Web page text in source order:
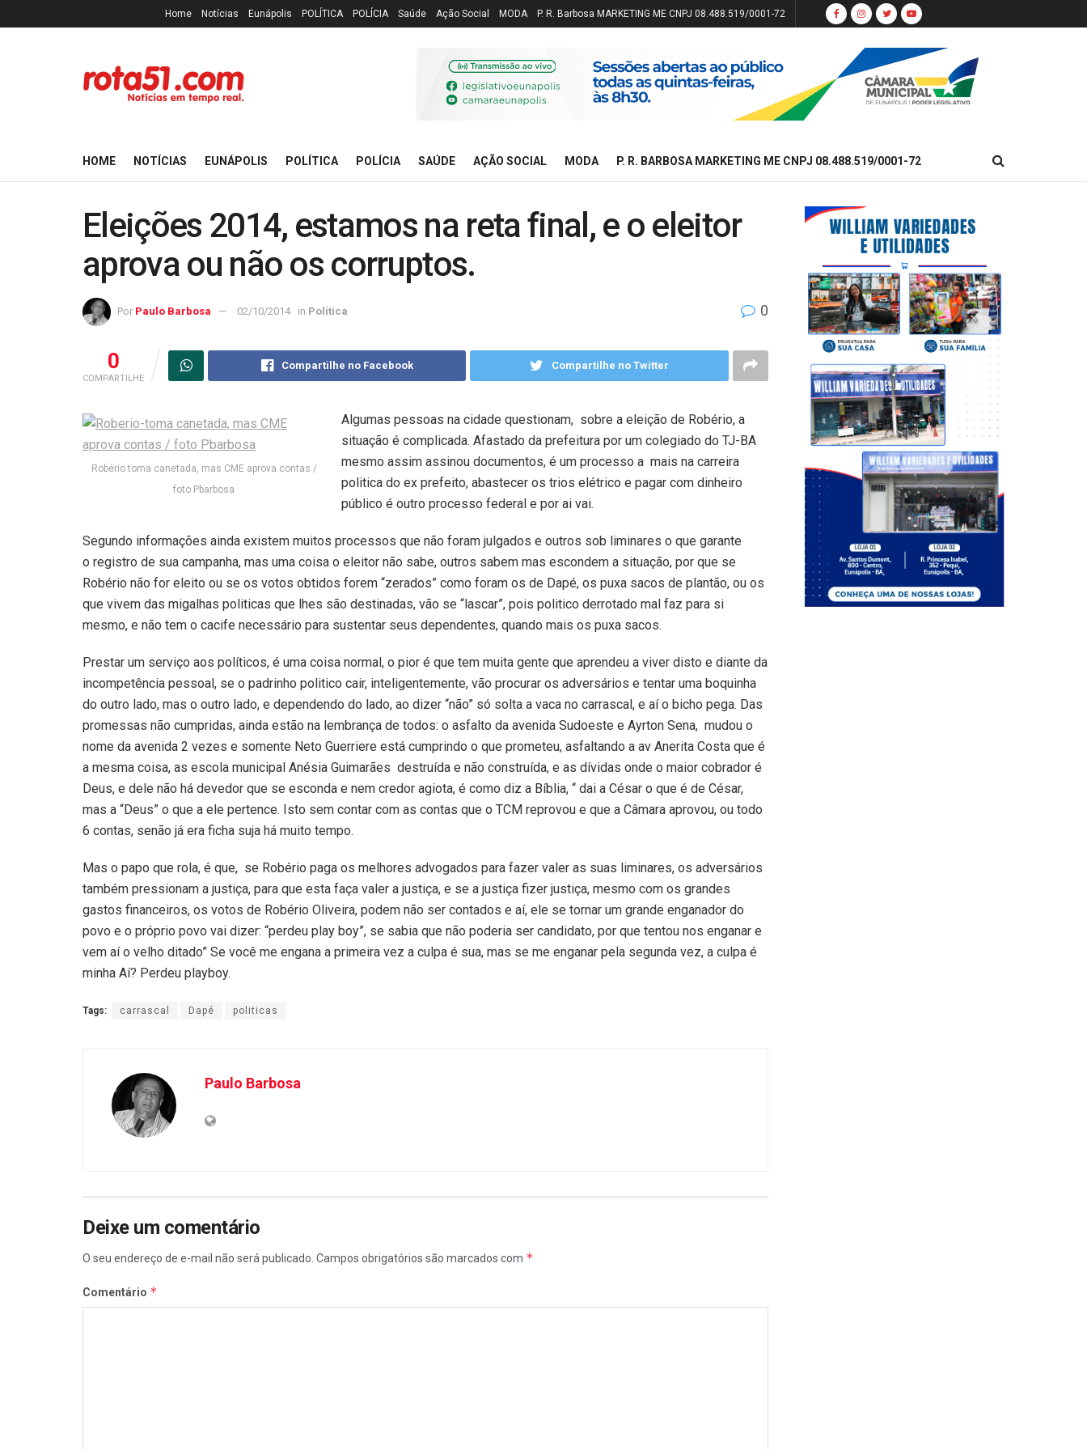
Home Notícias Eunápolis POLÍTICA POLÍCIA Saúde Ação Social MODA P. R. Barbosa MARKETING ME CNPJ 08.488.519/0001-72
HOME NOTÍCIAS EUNÁPOLIS POLÍTICA POLÍCIA SAÚDE AÇÃO SOCIAL MODA P. R. BARBOSA MARKETING ME CNPJ 08.488.519/0001-72
Eleições 2014, estamos na reta final, e o eleitor
aprova ou não os corruptos.
Por Paulo Barbosa 02/10/2014 in Política 0
0
COMPARTILHE
Compartilhe no Facebook Compartilhe no Twitter
Robério toma canetada, mas CME aprova contas /
foto Pbarbosa
Algumas pessoas na cidade questionam, sobre a eleição de Robério, a
situação é complicada. Afastado da prefeitura por um colegiado do TJ-BA
mesmo assim assinou documentos, é um processo a mais na carreira
politica do ex prefeito, abastecer os trios elétrico e pagar com dinheiro
público é outro processo federal e por ai vai.
Segundo informações ainda existem muitos processos que não foram julgados e outros sob liminares o que garante
o registro de sua campanha, mas uma coisa o eleitor não sabe, outros sabem mas escondem a situação, por que se
Robério não for eleito ou se os votos obtidos forem “zerados” como foram os de Dapé, os puxa sacos de plantão, ou os
que vivem das migalhas politicas que lhes são destinadas, vão se “lascar”, pois politico derrotado mal faz para si
mesmo, e não tem o cacife necessário para sustentar seus dependentes, quando mais os puxa sacos.
Prestar um serviço aos políticos, é uma coisa normal, o pior é que tem muita gente que aprendeu a viver disto e diante da
incompetência pessoal, se o padrinho politico cair, inteligentemente, vão procurar os adversários e tentar uma boquinha
do outro lado, mas o outro lado, e dependendo do lado, ao dizer “não” só solta a vaca no carrascal, e aí o bicho pega. Das
promessas não cumpridas, ainda estão na lembrança de todos: o asfalto da avenida Sudoeste e Ayrton Sena, mudou o
nome da avenida 2 vezes e somente Neto Guerriere está cumprindo o que prometeu, asfaltando a av Anerita Costa que é
a mesma coisa, as escola municipal Anésia Guimarães destruída e não construída, e as dívidas onde o maior cobrador é
Deus, e dele não há devedor que se esconda e nem credor agiota, é como diz a Bíblia, “ dai a César o que é de César,
mas a “Deus” o que a ele pertence. Isto sem contar com as contas que o TCM reprovou e que a Câmara aprovou, ou todo
6 contas, senão já era ficha suja há muito tempo.
Mas o papo que rola, é que, se Robério paga os melhores advogados para fazer valer as suas liminares, os adversários
também pressionam a justiça, para que esta faça valer a justiça, e se a justiça fizer justiça, mesmo com os grandes
gastos financeiros, os votos de Robério Oliveira, podem não ser contados e aí, ele se tornar um grande enganador do
povo e o próprio povo vai dizer: “perdeu play boy”, se sabia que não poderia ser candidato, por que tentou nos enganar e
vem aí o velho ditado” Se você me engana a primeira vez a culpa é sua, mas se me enganar pela segunda vez, a culpa é
minha Aí? Perdeu playboy.
Tags: carrascal Dapé politicas
Paulo Barbosa
Deixe um comentário
O seu endereço de e-mail não será publicado. Campos obrigatórios são marcados com *
Comentário *